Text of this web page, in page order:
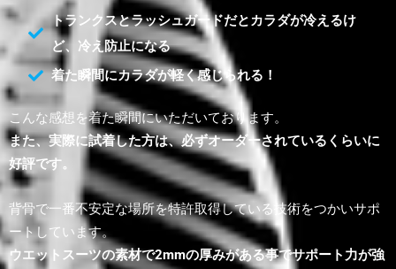
トランクスとラッシュガードだとカラダが冷えるけ
ど、冷え防止になる
着た瞬間にカラダが軽く感じられる！
こんな感想を着た瞬間にいただいております。
また、実際に試着した方は、必ずオーダーされているくらいに
好評です。
背骨で一番不安定な場所を特許取得している技術をつかいサポ
ートしています。
ウエットスーツの素材で2mmの厚みがある事でサポート力が強